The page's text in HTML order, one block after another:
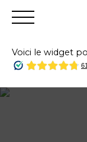
Accueil
Voici le widget